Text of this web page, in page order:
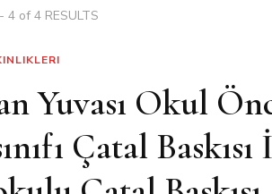
4 of 4 RESULTS
Yuvası Okul
Çatal